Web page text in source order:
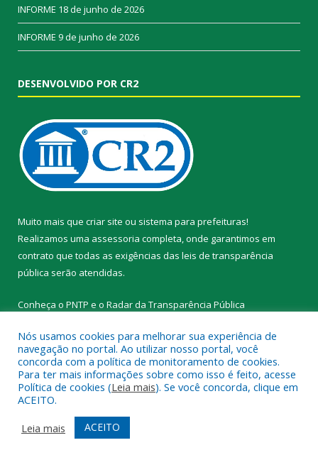
INFORME 18 de junho de 2026
INFORME 9 de junho de 2026
DESENVOLVIDO POR CR2
Muito mais que criar site ou sistema para prefeituras!
Realizamos uma assessoria completa, onde garantimos em
contrato que todas as exigências das leis de transparência
pública serão atendidas.
Conheça o PNTP e o Radar da Transparência Pública
Todos os direitos reservados a Prefeitura Municipal de Novo
Progresso.
Mapa do Site
Acessar Área Administrativa
Acessar Webmail
Nós usamos cookies para melhorar sua experiência de
navegação no portal. Ao utilizar nosso portal, você
concorda com a política de monitoramento de cookies.
Para ter mais informações sobre como isso é feito, acesse
Política de cookies (Leia mais). Se você concorda, clique em
ACEITO.
Leia mais
ACEITO